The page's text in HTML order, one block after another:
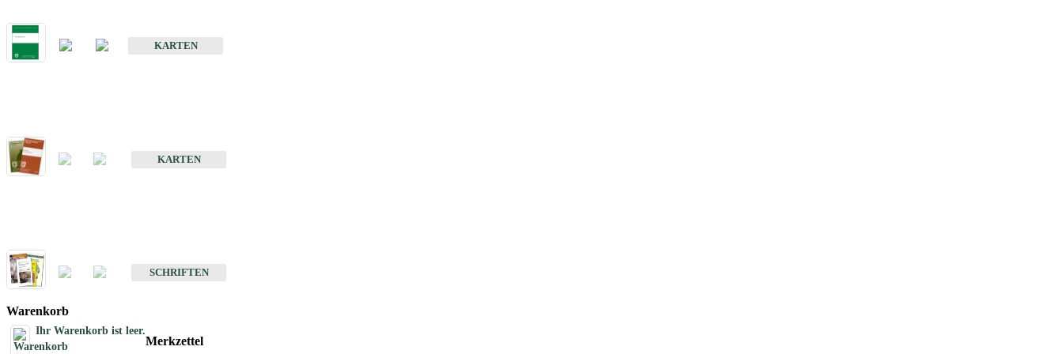
KARTEN
KARTEN
SCHRIFTEN
Warenkorb
Ihr Warenkorb ist leer.
Merkzettel